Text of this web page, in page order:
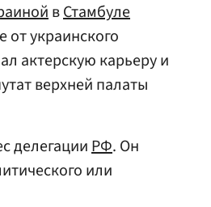
вСтамбуле
от украинского
актерскую карьеру и
верхней палаты
делегацииРФ. Он
или